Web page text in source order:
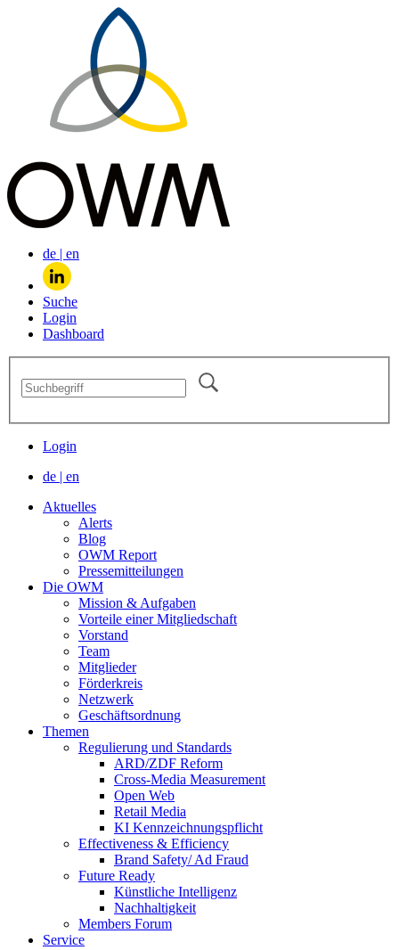
de | en
Suche
Login
Dashboard
Login
de | en
Aktuelles
Alerts
Blog
OWM Report
Pressemitteilungen
Die OWM
Mission & Aufgaben
Vorteile einer Mitgliedschaft
Vorstand
Team
Mitglieder
Förderkreis
Netzwerk
Geschäftsordnung
Themen
Regulierung und Standards
ARD/ZDF Reform
Cross-Media Measurement
Open Web
Retail Media
KI Kennzeichnungspflicht
Effectiveness & Efficiency
Brand Safety/ Ad Fraud
Future Ready
Künstliche Intelligenz
Nachhaltigkeit
Members Forum
Service